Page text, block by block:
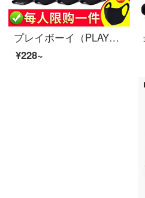
プレイボーイ（PLAYBOY）帽子男野球帽四季の日よけ帽子春夏日よけ帽子カップルファッション潮流ハンチングモデル01帽子の縁を長くした黒い【サイズ調節可能】
¥228~